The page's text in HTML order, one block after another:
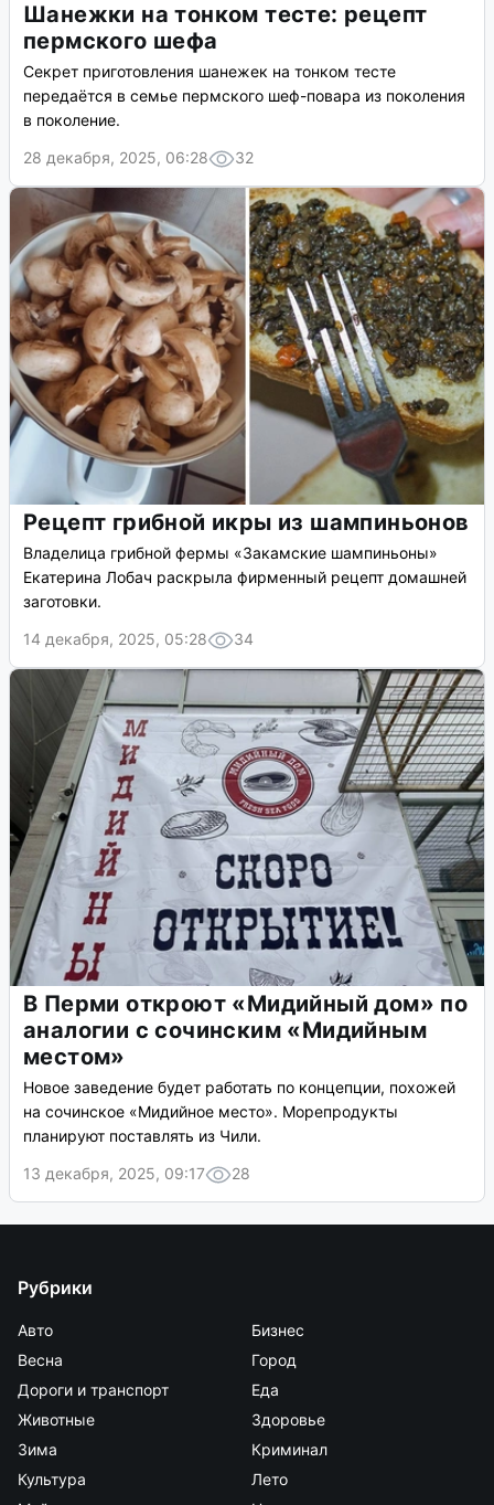
Шанежки на тонком тесте: рецепт
пермского шефа
Секрет приготовления шанежек на тонком тесте
передаётся в семье пермского шеф-повара из поколения
в поколение.
28 декабря, 2025, 06:28
32
Рецепт грибной икры из шампиньонов
Владелица грибной фермы «Закамские шампиньоны»
Екатерина Лобач раскрыла фирменный рецепт домашней
заготовки.
14 декабря, 2025, 05:28
34
В Перми откроют «Мидийный дом» по
аналогии с сочинским «Мидийным
местом»
Новое заведение будет работать по концепции, похожей
на сочинское «Мидийное место». Морепродукты
планируют поставлять из Чили.
13 декабря, 2025, 09:17
28
Рубрики
Авто
Бизнес
Весна
Город
Дороги и транспорт
Еда
Животные
Здоровье
Зима
Криминал
Культура
Лето